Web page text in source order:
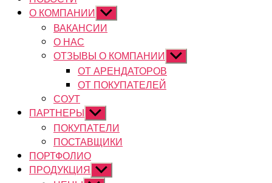
О КОМПАНИИ Показывать
подменю
ВАКАНСИИ
О НАС
ОТЗЫВЫ О КОМПАНИИ Показывать
подменю
ОТ АРЕНДАТОРОВ
ОТ ПОКУПАТЕЛЕЙ
СОУТ
ПАРТНЕРЫ Показывать
подменю
ПОКУПАТЕЛИ
ПОСТАВЩИКИ
ПОРТФОЛИО
ПРОДУКЦИЯ Показывать